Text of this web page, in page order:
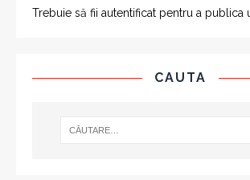
Trebuie să fii autentificat pentru a publica
CAUTA